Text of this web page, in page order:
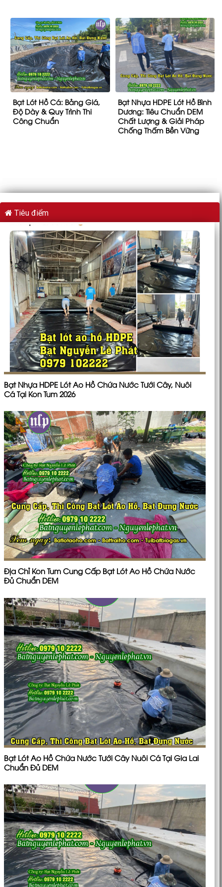
Bạt Lót Hồ Cá: Bảng Giá,
Độ Dày & Quy Trình Thi
Công Chuẩn
Bạt Nhựa HDPE Lót Hồ Bình
Dương: Tiêu Chuẩn DEM
Chất Lượng & Giải Pháp
Chống Thấm Bền Vững
Tiêu điểm
Bạt Nhựa HDPE Lót Ao Hồ Chứa Nước Tưới Cây, Nuôi
Cá Tại Kon Tum 2026
Địa Chỉ Kon Tum Cung Cấp Bạt Lót Ao Hồ Chứa Nước
Đủ Chuẩn DEM
Bạt Lót Ao Hồ Chứa Nước Tưới Cây Nuôi Cá Tại Gia Lai
Chuẩn Đủ DEM